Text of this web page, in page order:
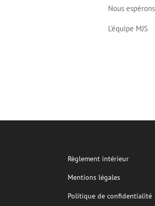
Nous
L’équipe MJS
Règlement intérieur
Mentions légales
Politique de confidentialité